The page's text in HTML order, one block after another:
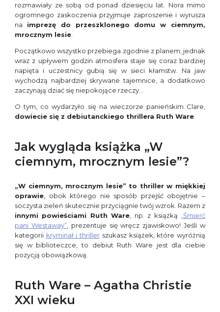
rozmawiały ze sobą od ponad dziesięciu lat. Nora mimo
ogromnego zaskoczenia przyjmuje zaproszenie i wyrusza
na imprezę do przeszklonego domu w ciemnym,
mrocznym lesie
Początkowo wszystko przebiega zgodnie z planem, jednak
wraz z upływem godzin atmosfera staje się coraz bardziej
napięta i uczestnicy gubią się w sieci kłamstw. Na jaw
wychodzą najbardziej skrywane tajemnice, a dodatkowo
zaczynają dziać się niepokojące rzeczy…
O tym, co wydarzyło się na wieczorze panieńskim Clare,
dowiecie się z debiutanckiego thrillera Ruth Ware
Jak wygląda książka „W
ciemnym, mrocznym lesie”?
„W ciemnym, mrocznym lesie” to thriller w miękkiej
oprawie , obok którego nie sposób przejść obojętnie –
soczysta zieleń skutecznie przyciągnie twój wzrok. Razem z
innymi powieściami Ruth Ware , np. z książką
„Śmierć
pani Westaway”, prezentuje się wręcz zjawiskowo! Jeśli w
kategorii kryminał i thriller szukasz książek, które wyróżnią
się w biblioteczce, to debiut Ruth Ware jest dla ciebie
pozycją obowiązkową.
Ruth Ware – Agatha Christie
XXI wieku